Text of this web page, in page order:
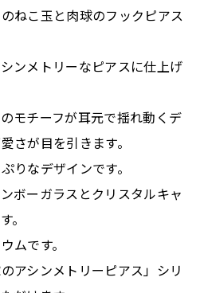
ねこ玉と肉球のフックピアス
ンメトリーなピアスに仕上げ
モチーフが耳元で揺れ動くデ
さが目を引きます。
りなデザインです。
ボーガラスとクリスタルキャ
。
ムです。
アシンメトリーピアス」シリ